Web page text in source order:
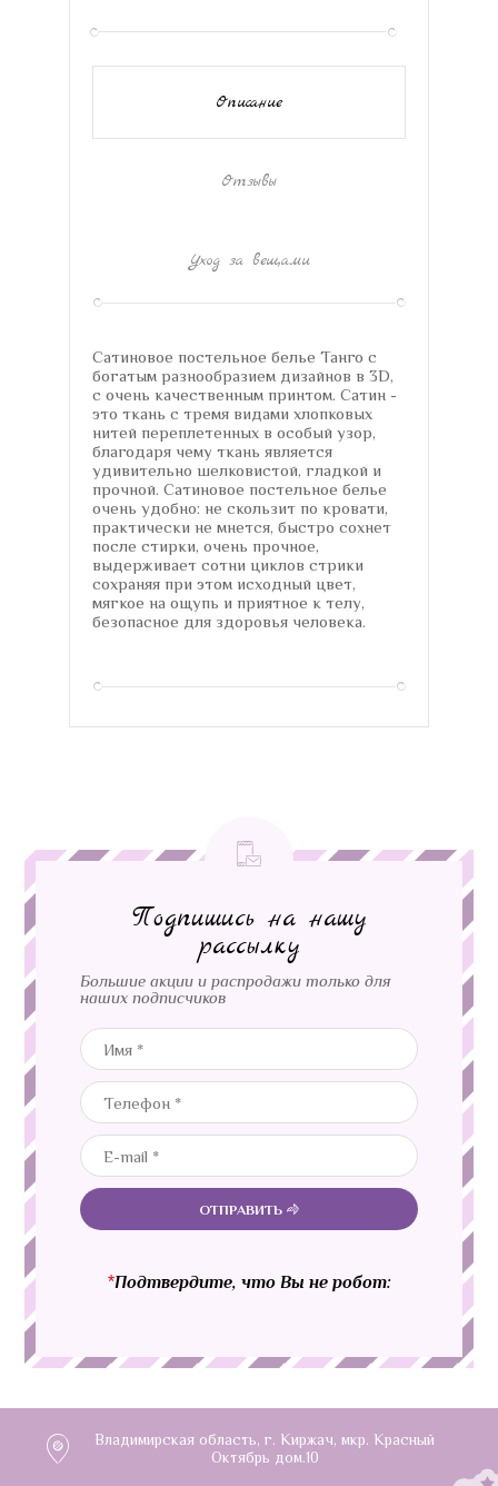
Описание
Отзывы
Уход за вещами
Сатиновое постельное белье Танго с
богатым разнообразием дизайнов в 3D,
с очень качественным принтом. Сатин -
это ткань с тремя видами хлопковых
нитей переплетенных в особый узор,
благодаря чему ткань является
удивительно шелковистой, гладкой и
прочной. Сатиновое постельное белье
очень удобно: не скользит по кровати,
практически не мнется, быстро сохнет
после стирки, очень прочное,
выдерживает сотни циклов стрики
сохраняя при этом исходный цвет,
мягкое на ощупь и приятное к телу,
безопасное для здоровья человека.
Подпишись на нашу
рассылку
Большие акции и распродажи только для
наших подписчиков
ОТПРАВИТЬ
*Подтвердите, что Вы не робот:
Владимирская область, г. Киржач, мкр. Красный
Октябрь дом.10